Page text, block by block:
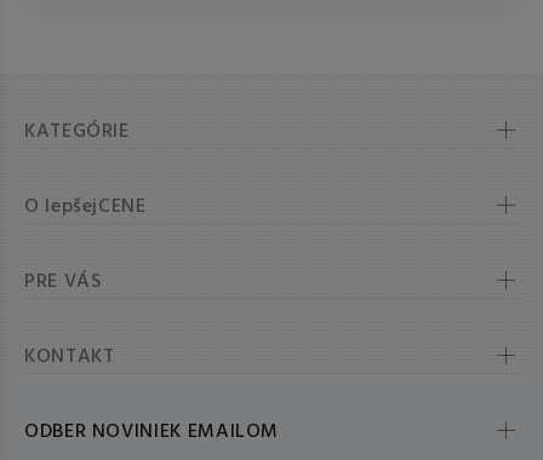
ODBER NOVINIEK EMAILOM
KATEGÓRIE
O lepšejCENE
PRE VÁS
KONTAKT